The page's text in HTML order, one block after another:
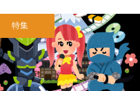
特集